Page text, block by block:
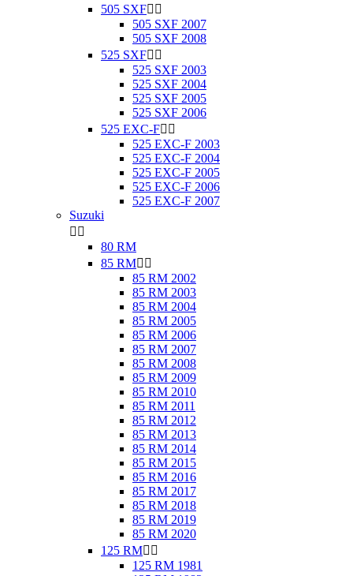
505 SXF 
505 SXF 2007
505 SXF 2008
525 SXF 
525 SXF 2003
525 SXF 2004
525 SXF 2005
525 SXF 2006
525 EXC-F 
525 EXC-F 2003
525 EXC-F 2004
525 EXC-F 2005
525 EXC-F 2006
525 EXC-F 2007
Suzuki
 
80 RM
85 RM 
85 RM 2002
85 RM 2003
85 RM 2004
85 RM 2005
85 RM 2006
85 RM 2007
85 RM 2008
85 RM 2009
85 RM 2010
85 RM 2011
85 RM 2012
85 RM 2013
85 RM 2014
85 RM 2015
85 RM 2016
85 RM 2017
85 RM 2018
85 RM 2019
85 RM 2020
125 RM 
125 RM 1981